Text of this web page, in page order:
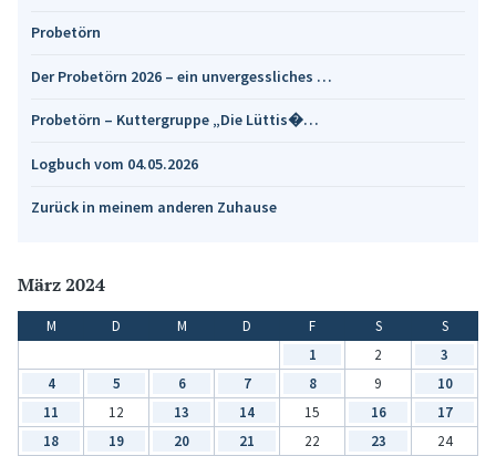
Probetörn
Der Probetörn 2026 – ein unvergessliches …
Probetörn – Kuttergruppe „Die Lüttis�…
Logbuch vom 04.05.2026
Zurück in meinem anderen Zuhause
März 2024
M D M D F S
S
1
2
3
4
5 6 7 8 9
10
11
12 13 14 15 16
17
18
19 20 21 22 23 24